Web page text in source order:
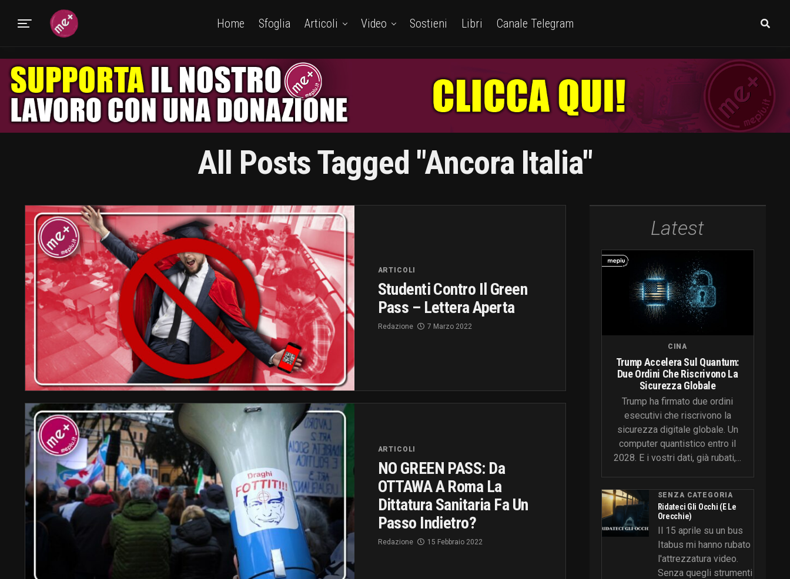
Home Sfoglia Articoli Video Sostieni Libri Canale Telegram
All Posts Tagged "Ancora Italia"
ARTICOLI
Studenti Contro Il Green
Pass – Lettera Aperta
Redazione 7 Marzo 2022
ARTICOLI
NO GREEN PASS: Da
OTTAWA A Roma La
Dittatura Sanitaria Fa Un
Passo Indietro?
Redazione 15 Febbraio 2022
Latest
CINA
Trump Accelera Sul Quantum:
Due Ordini Che Riscrivono La
Sicurezza Globale
Trump ha firmato due ordini
esecutivi che riscrivono la
sicurezza digitale globale. Un
computer quantistico entro il
2028. E i vostri dati, già rubati,...
SENZA CATEGORIA
Ridateci Gli Occhi (e Le
Orecchie)
Il 15 aprile su un bus
Itabus mi hanno rubato
l'attrezzatura video.
Senza quegli strumenti